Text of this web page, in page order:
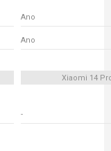
Ano
Ano
Xiaomi 14
-